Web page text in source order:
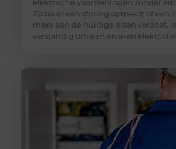
elektrische voorzieningen zonder
Zodra er een storing optreedt of een
meer aan de huidige eisen voldoet,
verstandig om een ervaren